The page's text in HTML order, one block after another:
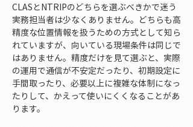
CLASとNTRIPのどちらを選ぶべきかで迷う
実務担当者は少なくありません。どちらも高
精度な位置情報を扱うための方式として知ら
れていますが、向いている現場条件は同じで
はありません。精度だけを見て選ぶと、実際
の運用で通信が不安定だったり、初期設定に
手間取ったり、必要以上に複雑な体制になっ
たりして、かえって使いにくくなることがあ
ります。